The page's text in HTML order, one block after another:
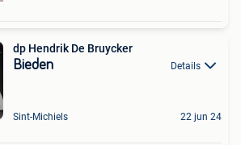
dp Hendrik De Bruycker
Bieden Details
Sint-Michiels 22 jun 24